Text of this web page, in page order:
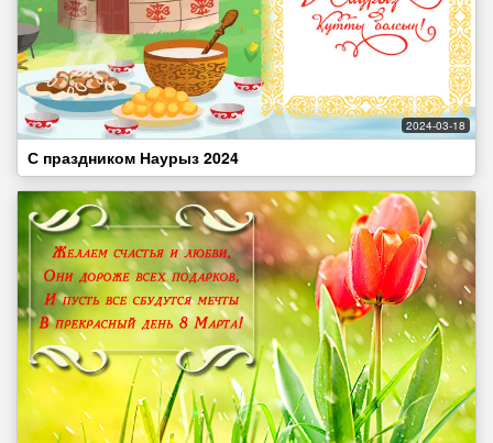
2024-03-18
С праздником Наурыз 2024